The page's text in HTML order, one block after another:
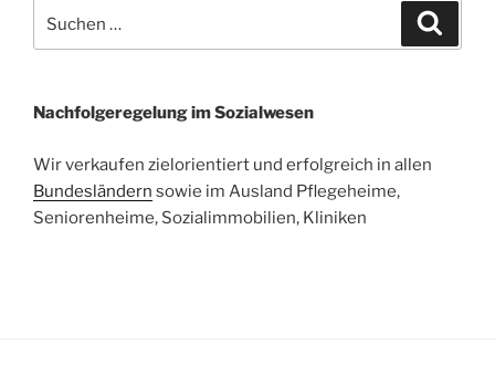
nach:
Nachfolgeregelung im Sozialwesen
Wir verkaufen zielorientiert und erfolgreich in allen
Bundesländern sowie im Ausland Pflegeheime,
Seniorenheime, Sozialimmobilien, Kliniken